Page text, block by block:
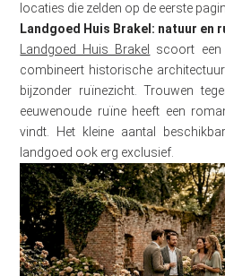
locaties die zelden op de eerste
Landgoed Huis Brakel: natuur en
Landgoed Huis Brakel
scoort een
combineert historische
bijzonder ruïnezicht. Trouwen
eeuwenoude ruïne heeft een
vindt. Het kleine aantal
landgoed ook erg exclusief.